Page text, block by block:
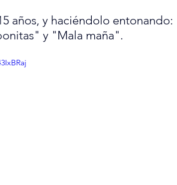
años, y haciéndolo entonando:
y "Mala maña".